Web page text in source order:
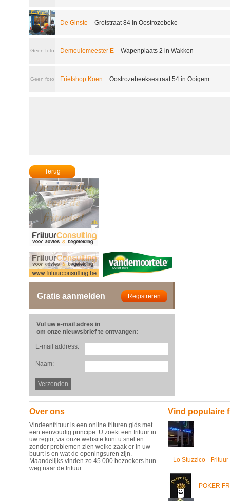
De Ginste Grotstraat 84 in Oostrozebeke
Geen foto Demeulemeester E Wapenplaats 2 in Wakken
Geen foto Frietshop Koen Oostrozebeeksestraat 54 in Ooigem
Terug
Gratis aanmelden
Vul uw e-mail adres in
om onze nieuwsbrief te ontvangen:
E-mail address:
Naam:
Over ons
Vindeenfrituur is een online frituren gids met
een eenvoudig principe. U zoekt een frituur in
uw regio, via onze website kunt u snel en
zonder problemen zien welke zaak er in uw
buurt is en wat de openingsuren zijn.
Maandelijks vinden zo 45.000 bezoekers hun
weg naar de frituur.
Vind populaire
Lo Stuzzico -
POKER